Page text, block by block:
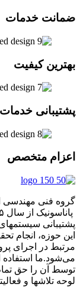
ضمانت خدمات
بهترین کیفیت
پشتیبانی خدمات
اعزام متخصص
گروه فنی مهندسی
پشتیبانی
این حوزه، انجام
مرتبط در اجرای
می‌شود.ما استفاده
توسط آن را حق
لوحه تلاشها و